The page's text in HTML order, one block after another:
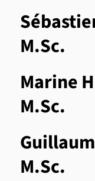
M.Sc.
Marine
M.Sc.
M.Sc.